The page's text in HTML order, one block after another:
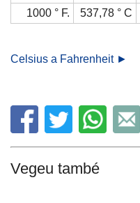
1000 ° F.
537,78 ° C
Celsius a Fahrenheit ►
Vegeu també